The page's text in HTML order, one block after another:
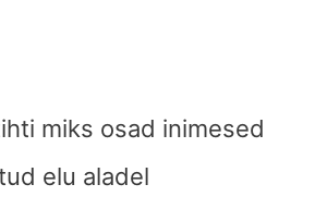
miks osad inimesed
elu aladel